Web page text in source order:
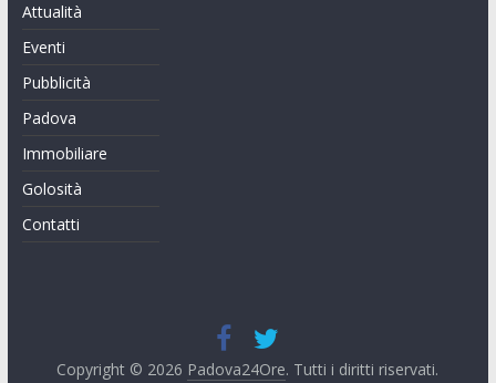
Attualità
Eventi
Pubblicità
Padova
Immobiliare
Golosità
Contatti
Copyright © 2026 Padova24Ore. Tutti i diritti riservati.